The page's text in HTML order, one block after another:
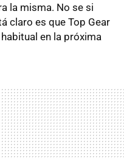
la misma. No se si
claro es que Top Gear
en la próxima